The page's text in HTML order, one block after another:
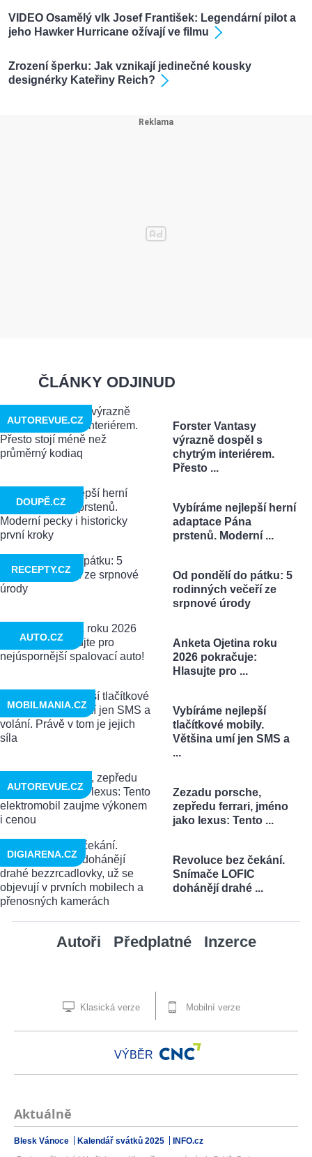
VIDEO Osamělý vlk Josef František: Legendární pilot a
jeho Hawker Hurricane ožívají ve filmu
Zrození šperku: Jak vznikají jedinečné kousky
designérky Kateřiny Reich?
ČLÁNKY ODJINUD
Forster Vantasy
výrazně dospěl s
chytrým interiérem.
Přesto ...
AUTOREVUE.CZ
Vybíráme nejlepší herní
adaptace Pána
prstenů. Moderní ...
DOUPĚ.CZ
Od pondělí do pátku: 5
rodinných večeří ze
srpnové úrody
RECEPTY.CZ
Anketa Ojetina roku
2026 pokračuje:
Hlasujte pro ...
AUTO.CZ
Vybíráme nejlepší
tlačítkové mobily.
Většina umí jen SMS a
...
MOBILMANIA.CZ
Zezadu porsche,
zepředu ferrari, jméno
jako lexus: Tento ...
AUTOREVUE.CZ
Revoluce bez čekání.
Snímače LOFIC
dohánějí drahé ...
DIGIARENA.CZ
Autoři Předplatné Inzerce
Klasická verze Mobilní verze
VÝBĚR
Aktuálně
Blesk Vánoce Kalendář svátků 2025 INFO.cz